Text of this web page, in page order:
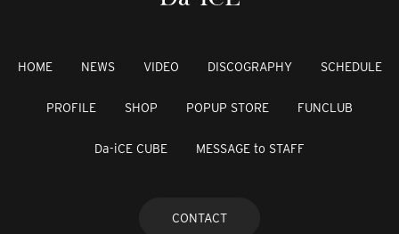
HOME NEWS VIDEO DISCOGRAPHY SCHEDULE
PROFILE SHOP POPUP STORE FUNCLUB
Da-iCE CUBE MESSAGE to STAFF
CONTACT